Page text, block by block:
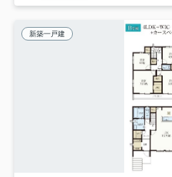
新築一戸建